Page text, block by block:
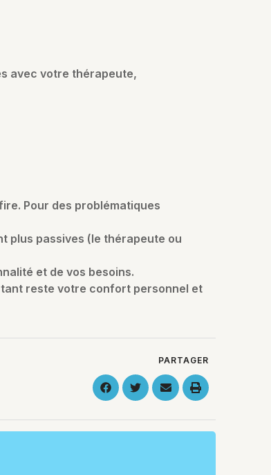
avec votre thérapeute,
Pour des problématiques
plus passives (le thérapeute ou
et de vos besoins.
reste votre confort personnel et
PARTAGER